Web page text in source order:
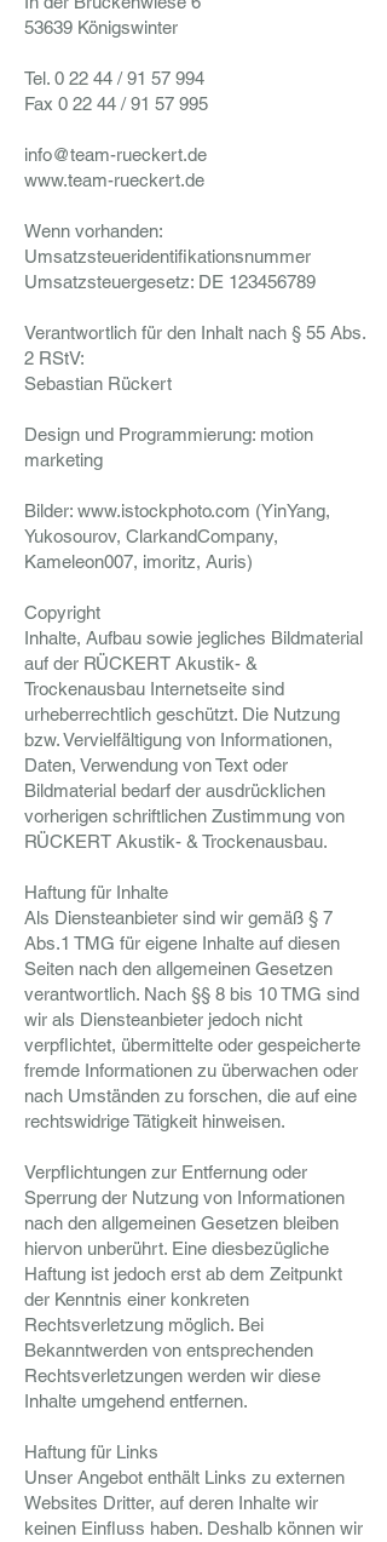
53639 Königswinter
Tel. 0 22 44 / 91 57 994
Fax 0 22 44 / 91 57 995
info@team-rueckert.de
www.team-rueckert.de
Wenn vorhanden:
Umsatzsteueridentifikationsnummer
Umsatzsteuergesetz: DE 123456789
Verantwortlich für den Inhalt nach § 55 Abs.
2 RStV:
Sebastian Rückert
Design und Programmierung: motion
marketing
Bilder: www.istockphoto.com (YinYang,
Yukosourov, ClarkandCompany,
Kameleon007, imoritz, Auris)
Copyright
Inhalte, Aufbau sowie jegliches Bildmaterial
auf der RÜCKERT Akustik- &
Trockenausbau Internetseite sind
urheberrechtlich geschützt. Die Nutzung
bzw. Vervielfältigung von Informationen,
Daten, Verwendung von Text oder
Bildmaterial bedarf der ausdrücklichen
vorherigen schriftlichen Zustimmung von
RÜCKERT Akustik- & Trockenausbau.
Haftung für Inhalte
Als Diensteanbieter sind wir gemäß § 7
Abs.1 TMG für eigene Inhalte auf diesen
Seiten nach den allgemeinen Gesetzen
verantwortlich. Nach §§ 8 bis 10 TMG sind
wir als Diensteanbieter jedoch nicht
verpflichtet, übermittelte oder gespeicherte
fremde Informationen zu überwachen oder
nach Umständen zu forschen, die auf eine
rechtswidrige Tätigkeit hinweisen.
Verpflichtungen zur Entfernung oder
Sperrung der Nutzung von Informationen
nach den allgemeinen Gesetzen bleiben
hiervon unberührt. Eine diesbezügliche
Haftung ist jedoch erst ab dem Zeitpunkt
der Kenntnis einer konkreten
Rechtsverletzung möglich. Bei
Bekanntwerden von entsprechenden
Rechtsverletzungen werden wir diese
Inhalte umgehend entfernen.
Haftung für Links
Unser Angebot enthält Links zu externen
Websites Dritter, auf deren Inhalte wir
keinen Einfluss haben. Deshalb können wir